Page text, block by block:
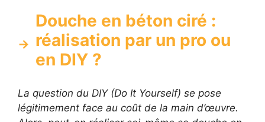
Douche en béton ciré :
réalisation par un pro ou
en DIY ?
La question du DIY (Do It Yourself) se pose
légitimement face au coût de la main d’œuvre.